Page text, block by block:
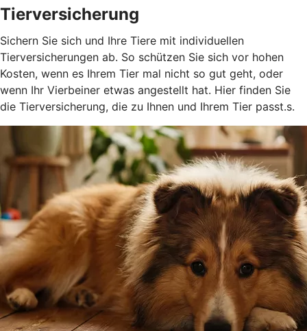
Tierversicherung
Sichern Sie sich und Ihre Tiere mit individuellen
Tierversicherungen ab. So schützen Sie sich vor hohen
Kosten, wenn es Ihrem Tier mal nicht so gut geht, oder
wenn Ihr Vierbeiner etwas angestellt hat. Hier finden Sie
die Tierversicherung, die zu Ihnen und Ihrem Tier passt.s.